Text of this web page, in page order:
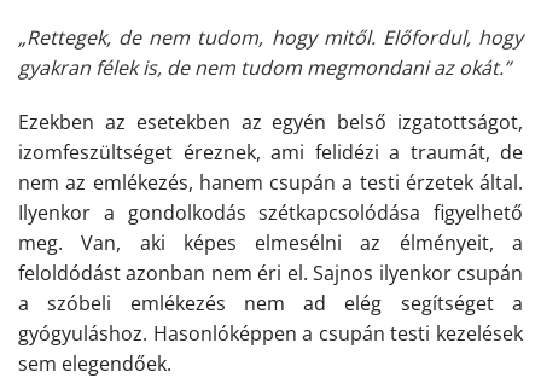
„Rettegek, de nem tudom, hogy mitől. Előfordul, hogy
gyakran félek is, de nem tudom megmondani az okát.”
Ezekben az esetekben az egyén belső izgatottságot,
izomfeszültséget éreznek, ami felidézi a traumát, de
nem az emlékezés, hanem csupán a testi érzetek által.
Ilyenkor a gondolkodás szétkapcsolódása figyelhető
meg. Van, aki képes elmesélni az élményeit, a
feloldódást azonban nem éri el. Sajnos ilyenkor csupán
a szóbeli emlékezés nem ad elég segítséget a
gyógyuláshoz. Hasonlóképpen a csupán testi kezelések
sem elegendőek.